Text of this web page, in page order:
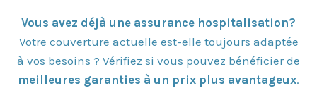
Vous avez déjà une assurance hospitalisation?
Votre couverture actuelle est-elle toujours adaptée
à vos besoins ? Vérifiez si vous pouvez bénéficier de
meilleures garanties à un prix plus avantageux.